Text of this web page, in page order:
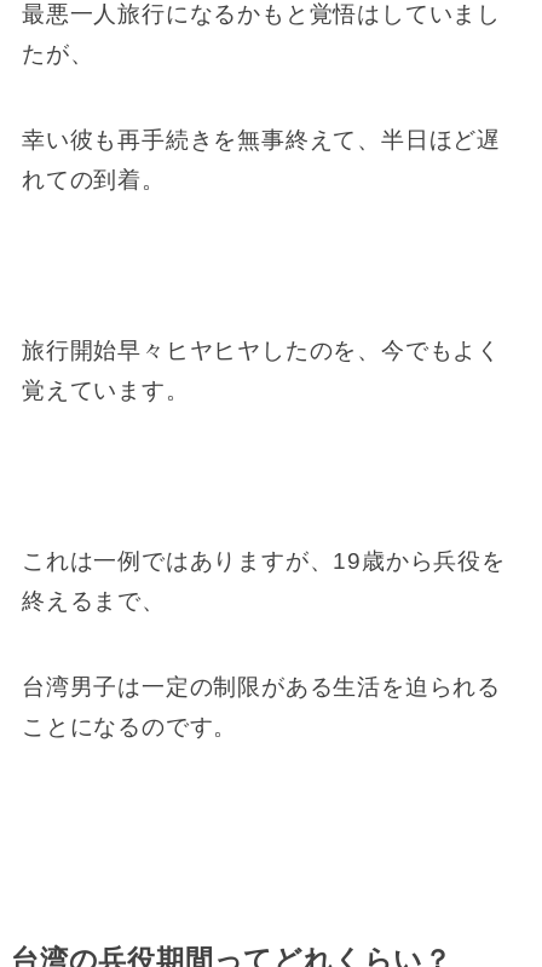
最悪一人旅行になるかもと覚悟はしていまし
たが、
幸い彼も再手続きを無事終えて、半日ほど遅
れての到着。
旅行開始早々ヒヤヒヤしたのを、今でもよく
覚えています。
これは一例ではありますが、19歳から兵役を
終えるまで、
台湾男子は一定の制限がある生活を迫られる
ことになるのです。
台湾の兵役期間ってどれくらい？